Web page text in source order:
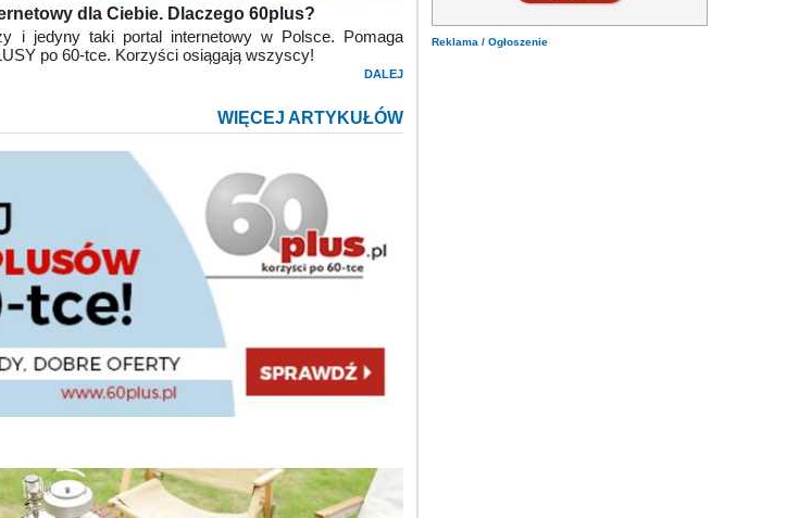
Reklama / Ogłoszenie
dla Ciebie. Dlaczego 60plus?
i jedyny taki portal internetowy w Polsce. Pomaga
po 60-tce. Korzyści osiągają wszyscy!
DALEJ
WIĘCEJ ARTYKUŁÓW